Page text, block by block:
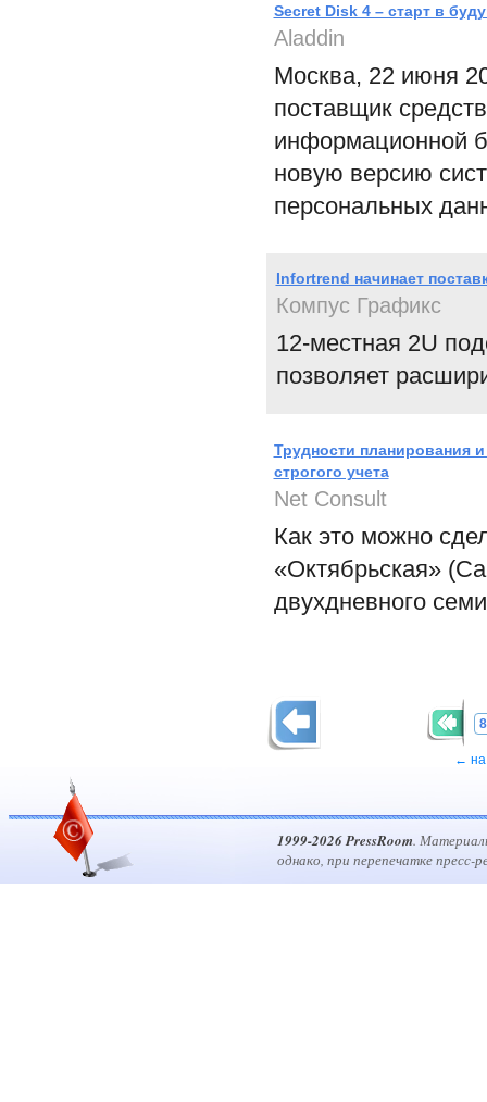
Secret Disk 4 – старт в
Aladdin
Москва, 22 июня
поставщик
информационной
новую версию
персональных
Infortrend начинает
Компус Графикс
12-местная 2U
позволяет
Трудности планирования
строгого учета
Net Consult
Как это можно
«Октябрьская»
двухдневного
← на
1999-2026 PressRoom.
однако, при перепечатке пресс-